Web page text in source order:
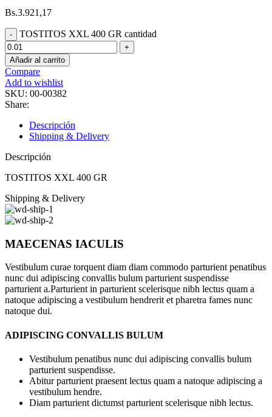
Bs.3.921,17
TOSTITOS XXL 400 GR cantidad
Añadir al carrito
Compare
Add to wishlist
SKU: 00-00382
Share:
Descripción
Shipping & Delivery
Descripción
TOSTITOS XXL 400 GR
Shipping & Delivery
MAECENAS IACULIS
Vestibulum curae torquent diam diam commodo parturient penatibus
nunc dui adipiscing convallis bulum parturient suspendisse
parturient a.Parturient in parturient scelerisque nibh lectus quam a
natoque adipiscing a vestibulum hendrerit et pharetra fames nunc
natoque dui.
ADIPISCING CONVALLIS BULUM
Vestibulum penatibus nunc dui adipiscing convallis bulum
parturient suspendisse.
Abitur parturient praesent lectus quam a natoque adipiscing a
vestibulum hendre.
Diam parturient dictumst parturient scelerisque nibh lectus.